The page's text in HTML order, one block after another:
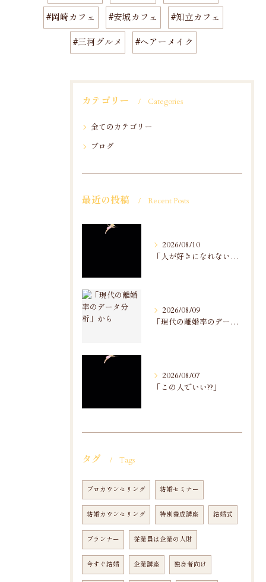
#岡崎カフェ #安城カフェ #知立カフェ
#三河グルメ #ヘアーメイク
カテゴリー Categories
全てのカテゴリー
ブログ
最近の投稿 Recent Posts
2026/08/10
「人が好きになれない」のお話
2026/08/09
「現代の離婚率のデータ分析」から
2026/08/07
「この人でいい??」
タグ Tags
プロカウンセリング 結婚セミナー
結婚カウンセリング 特別養成講座 結婚式
プランナー 従業員は企業の人財
今すぐ結婚 企業講座 独身者向け